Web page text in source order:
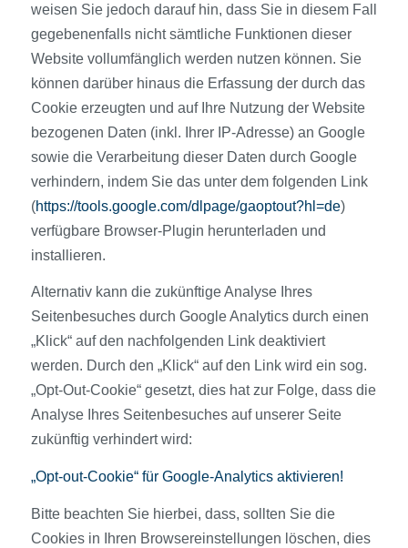
weisen Sie jedoch darauf hin, dass Sie in diesem Fall
gegebenenfalls nicht sämtliche Funktionen dieser
Website vollumfänglich werden nutzen können. Sie
können darüber hinaus die Erfassung der durch das
Cookie erzeugten und auf Ihre Nutzung der Website
bezogenen Daten (inkl. Ihrer IP-Adresse) an Google
sowie die Verarbeitung dieser Daten durch Google
verhindern, indem Sie das unter dem folgenden Link
(https://tools.google.com/dlpage/gaoptout?hl=de)
verfügbare Browser-Plugin herunterladen und
installieren.
Alternativ kann die zukünftige Analyse Ihres
Seitenbesuches durch Google Analytics durch einen
„Klick“ auf den nachfolgenden Link deaktiviert
werden. Durch den „Klick“ auf den Link wird ein sog.
„Opt-Out-Cookie“ gesetzt, dies hat zur Folge, dass die
Analyse Ihres Seitenbesuches auf unserer Seite
zukünftig verhindert wird:
„Opt-out-Cookie“ für Google-Analytics aktivieren!
Bitte beachten Sie hierbei, dass, sollten Sie die
Cookies in Ihren Browsereinstellungen löschen, dies